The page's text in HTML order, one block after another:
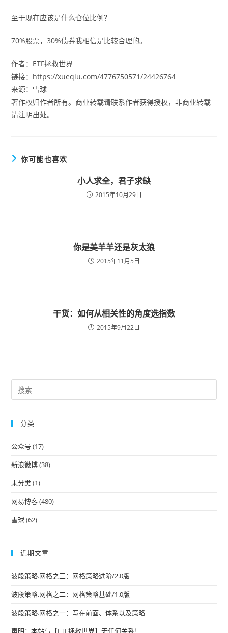
至于现在应该是什么仓位比例？
70%股票，30%债券我相信是比较合理的。
作者：ETF拯救世界
链接：https://xueqiu.com/4776750571/24426764
来源：雪球
著作权归作者所有。商业转载请联系作者获得授权，非商业转载
请注明出处。
你可能也喜欢
小人求全，君子求缺
2015年10月29日
你是美羊羊还是灰太狼
2015年11月5日
干货：如何从相关性的角度选指数
2015年9月22日
分类
公众号 (17)
新浪微博(38)
未分类(1)
网易博客(480)
雪球(62)
近期文章
波段策略.网格之三：网格策略进阶/2.0版
波段策略.网格之二：网格策略基础/1.0版
波段策略.网格之一：写在前面、体系以及策略
声明：本站与【ETF拯救世界】无任何关系！